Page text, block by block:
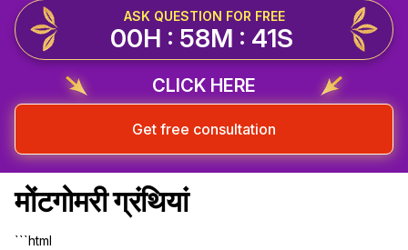
ASK QUESTION FOR FREE
00H : 58M : 40S
CLICK HERE
Get free consultation
मोंटगोमरी ग्रंथियां
```html